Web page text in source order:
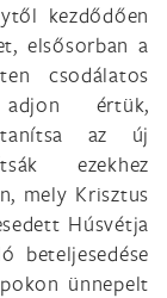
kezdődően
elsősorban a
csodálatos
értük,
az új
ezekhez
mely Krisztus
Húsvétja
beteljesedése
ünnepelt